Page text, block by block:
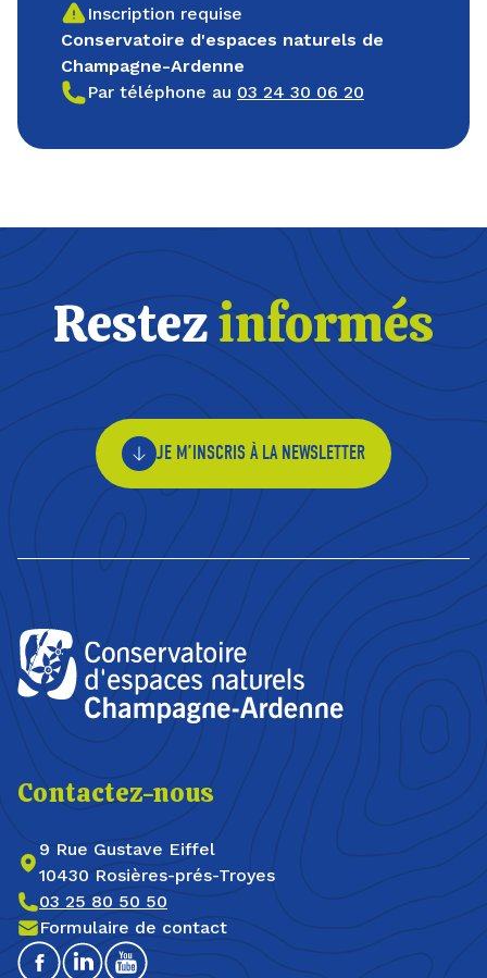
Inscription requise
Conservatoire d'espaces naturels de
Champagne-Ardenne
Par téléphone au 03 24 30 06 20
Restezinformés
JE M’INSCRIS À LA NEWSLETTER
Contactez-nous
9 Rue Gustave Eiffel
10430 Rosières-prés-Troyes
03 25 80 50 50
Formulaire de contact